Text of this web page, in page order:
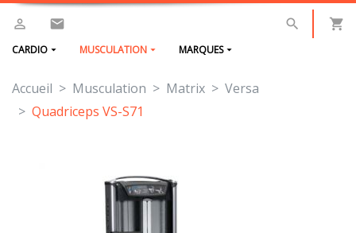
CARDIO MUSCULATION MARQUES
Accueil Musculation Matrix
Versa
Quadriceps VS-S71